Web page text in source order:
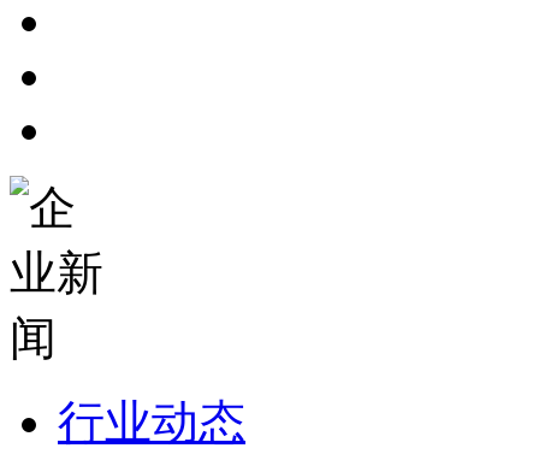
行业动态